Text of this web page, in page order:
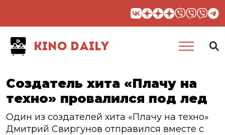
KINO DAILY
Создатель хита «Плачу на
техно» провалился под лед
Один из создателей хита «Плачу на техно»
Дмитрий Свиргунов отправился вместе с